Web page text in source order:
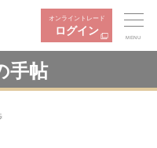
オンライントレード
ログイン
MENU
手帖